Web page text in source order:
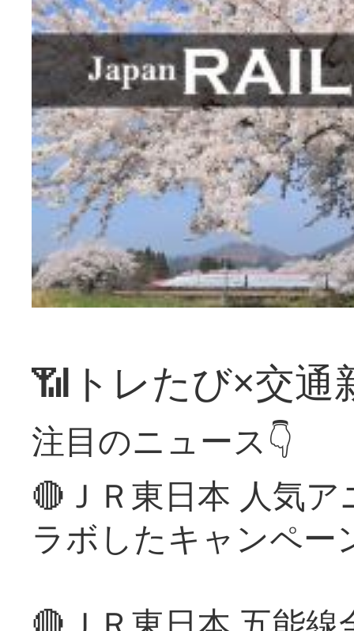
📶トレたび×交通
注目のニュース👇
🔴ＪＲ東日本 人気
ラボしたキャンペー